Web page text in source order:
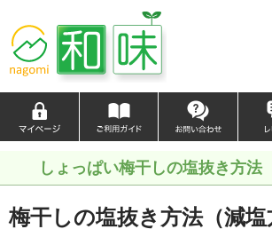
しょっぱい梅干しの塩抜き方法
梅干しの塩抜き方法（減塩